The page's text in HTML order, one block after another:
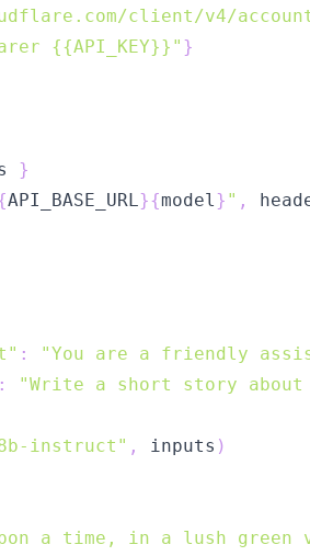
client/v4/
{{API_KEY}}" }
}
API_BASE_URL}{model} " ,
: "You are a friendly
: "Write a short story
instruct" , inputs )
a time, in a lush